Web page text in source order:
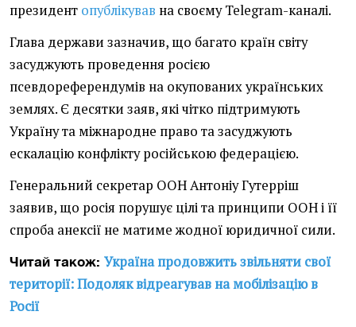
президент опублікував на своєму Telegram-каналі.
Глава держави зазначив, що багато країн світу
засуджують проведення росією
псевдореферендумів на окупованих українських
землях. Є десятки заяв, які чітко підтримують
Україну та міжнародне право та засуджують
ескалацію конфлікту російською федерацією.
Генеральний секретар ООН Антоніу Гутерріш
заявив, що росія порушує цілі та принципи ООН і її
спроба анексії не матиме жодної юридичної сили.
Читай також: Україна продовжить звільняти свої
території: Подоляк відреагував на мобілізацію в
Росії